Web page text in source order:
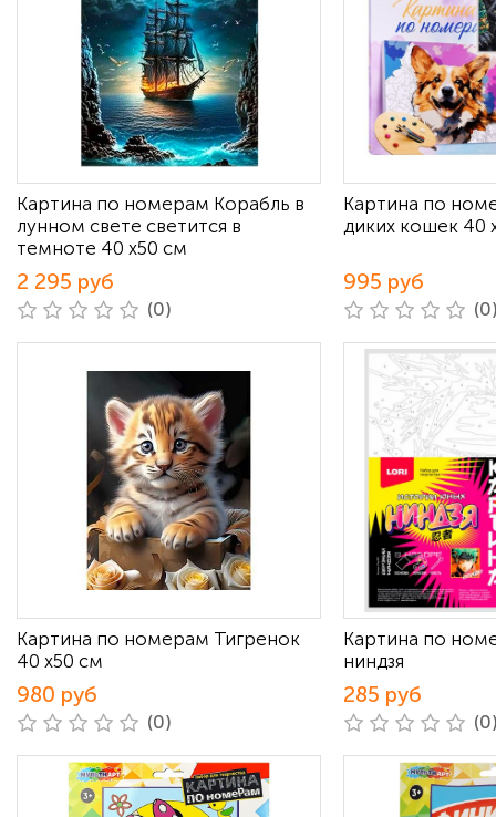
Картина по номерам Корабль в
лунном свете светится в
темноте 40 х50 см
2 295 руб
(0)
Картина по
диких кошек 40
995 руб
Картина по номерам Тигренок
40 х50 см
980 руб
(0)
Картина по
ниндзя
285 руб